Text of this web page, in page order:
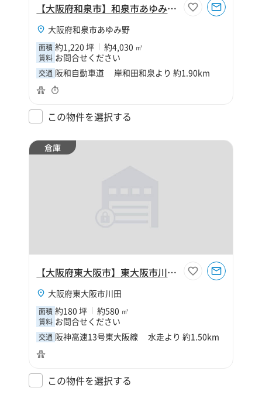
【大阪府和泉市】和泉市あゆみ野2丁目1220坪工場
大阪府和泉市あゆみ野
面積 約1,220 坪 約4,030 ㎡
賃料 お問合せください
交通 阪和自動車道 岸和田和泉より 約1.90km
この物件を選択する
倉庫
【大阪府東大阪市】東大阪市川田4丁目180坪倉庫
大阪府東大阪市川田
面積 約180 坪 約580 ㎡
賃料 お問合せください
交通 阪神高速13号東大阪線 水走より 約1.50km
この物件を選択する